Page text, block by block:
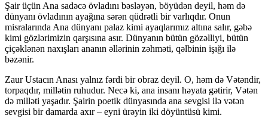
Şair üçün Ana sadəcə övladını bəsləyən, böyüdən deyil, həm də
dünyanı övladının ayağına sərən qüdrətli bir varlıqdır. Onun
misralarında Ana dünyanı palaz kimi ayaqlarımız altına salır, gəbə
kimi gözlərimizin qarşısına asır. Dünyanın bütün gözəlliyi, bütün
çiçəklənən naxışları ananın əllərinin zəhməti, qəlbinin işığı ilə
bəzənir.
Zaur Ustacın Anası yalnız fərdi bir obraz deyil. O, həm də Vətəndir,
torpaqdır, millətin ruhudur. Necə ki, ana insanı həyata gətirir, Vətən
də milləti yaşadır. Şairin poetik dünyasında ana sevgisi ilə vətən
sevgisi bir damarda axır – eyni ürəyin iki döyüntüsü kimi.